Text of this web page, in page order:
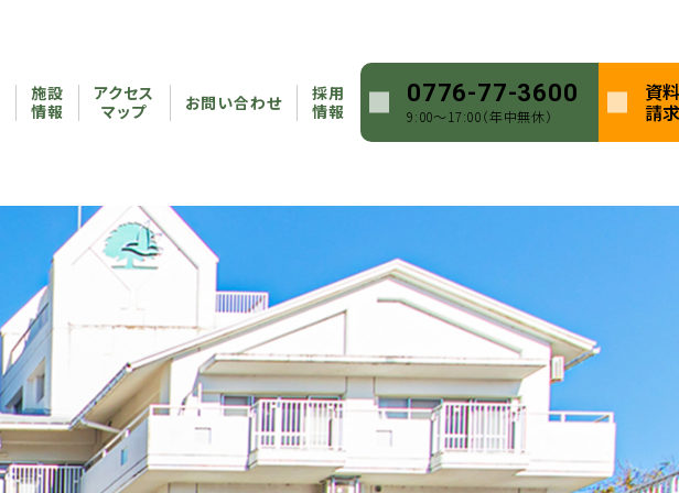
施設
情報
アクセス
マップ
お問い合わせ
採用
情報
0776-77-3600
9:00〜17:00（年中無休）
資
請